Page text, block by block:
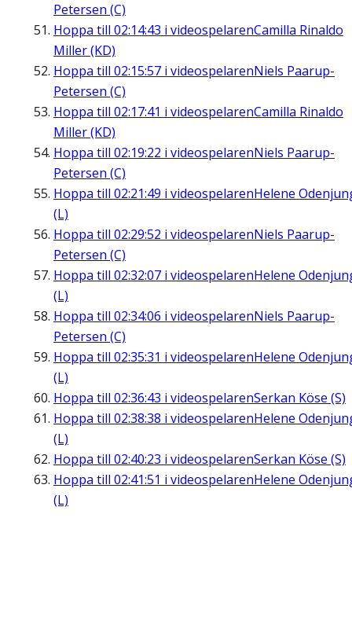
Petersen (C)
Hoppa till 02:14:43 i videospelarenCamilla Rinaldo
Miller (KD)
Hoppa till 02:15:57 i videospelarenNiels Paarup-
Petersen (C)
Hoppa till 02:17:41 i videospelarenCamilla Rinaldo
Miller (KD)
Hoppa till 02:19:22 i videospelarenNiels Paarup-
Petersen (C)
Hoppa till 02:21:49 i videospelarenHelene
(L)
Hoppa till 02:29:52 i videospelarenNiels Paarup-
Petersen (C)
Hoppa till 02:32:07 i videospelarenHelene
(L)
Hoppa till 02:34:06 i videospelarenNiels Paarup-
Petersen (C)
Hoppa till 02:35:31 i videospelarenHelene
(L)
Hoppa till 02:36:43 i videospelarenSerkan Köse (S)
Hoppa till 02:38:38 i videospelarenHelene
(L)
Hoppa till 02:40:23 i videospelarenSerkan Köse (S)
Hoppa till 02:41:51 i videospelarenHelene
(L)